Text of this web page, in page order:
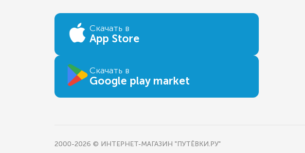
Скачать в
App Store
Скачать в
Google play market
2000-2026 © ИНТЕРНЕТ-МАГАЗИН "ПУТЁВКИ.РУ"